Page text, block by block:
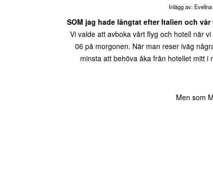
Inlägg av: Evelina
SOM jag hade längtat efter Italien och
Vi valde att avboka vårt flyg och hotell när
06 på morgonen. När man reser iväg
minsta att behöva åka från hotellet mitt
Men som